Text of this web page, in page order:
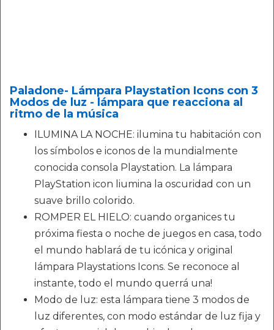
Paladone- Lámpara Playstation Icons con 3
Modos de luz - lámpara que reacciona al
ritmo de la música
ILUMINA LA NOCHE: ilumina tu habitación con
los símbolos e iconos de la mundialmente
conocida consola Playstation. La lámpara
PlayStation icon liumina la oscuridad con un
suave brillo colorido.
ROMPER EL HIELO: cuando organices tu
próxima fiesta o noche de juegos en casa, todo
el mundo hablará de tu icónica y original
lámpara Playstations Icons. Se reconoce al
instante, todo el mundo querrá una!
Modo de luz: esta lámpara tiene 3 modos de
luz diferentes, con modo estándar de luz fija y